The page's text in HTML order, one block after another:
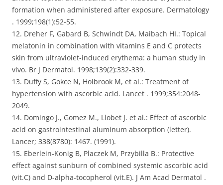
formation when administered after exposure. Dermatology
. 1999;198(1):52-55.
12. Dreher F, Gabard B, Schwindt DA, Maibach HI.: Topical
melatonin in combination with vitamins E and C protects
skin from ultraviolet-induced erythema: a human study in
vivo. Br J Dermatol. 1998;139(2):332-339.
13. Duffy S, Gokce N, Holbrook M, et al.: Treatment of
hypertension with ascorbic acid. Lancet . 1999;354:2048-
2049.
14. Domingo J., Gomez M., Llobet J. et al.: Effect of ascorbic
acid on gastrointestinal aluminum absorption (letter).
Lancer; 338(8780): 1467. (1991).
15. Eberlein-Konig B, Placzek M, Przybilla B.: Protective
effect against sunburn of combined systemic ascorbic acid
(vit.C) and D-alpha-tocopherol (vit.E). J Am Acad Dermatol .